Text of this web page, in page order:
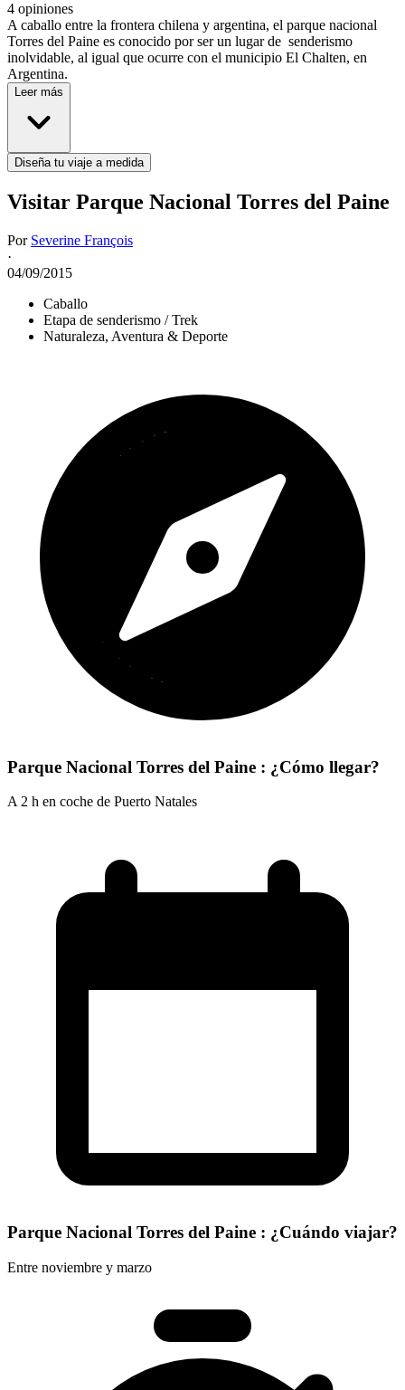
4 opiniones
A caballo entre la frontera chilena y argentina, el parque nacional
Torres del Paine es conocido por ser un lugar de senderismo
inolvidable, al igual que ocurre con el municipio El Chalten, en
Argentina.
Leer más
Diseña tu viaje a medida
Visitar Parque Nacional Torres del Paine
Por Severine François
·
04/09/2015
Caballo
Etapa de senderismo / Trek
Naturaleza, Aventura & Deporte
Parque Nacional Torres del Paine : ¿Cómo llegar?
A 2 h en coche de Puerto Natales
Parque Nacional Torres del Paine : ¿Cuándo viajar?
Entre noviembre y marzo